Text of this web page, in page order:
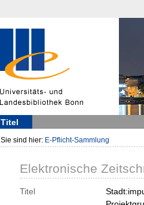
Titel
Sie sind hier: E-Pflicht-Sammlung
Elektronische
Titel